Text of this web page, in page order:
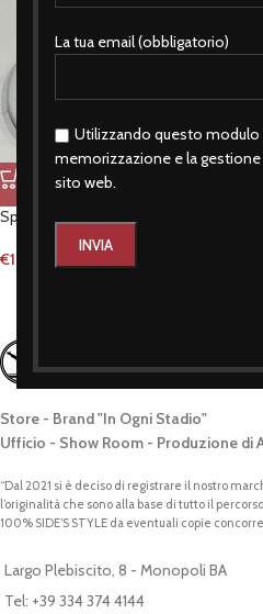
La tua email (obbligatorio)
Utilizzando questo modulo
memorizzazione e la
sito web.
Spilletta lazio 2,5 cm
€1,50
Store - Brand "In Ogni Stadio"
Ufficio - Show Room - Produzione di
“Dal 2021 si è deciso di registrare il nostro
l’originalità che sono alla base di tutto il
100% SIDE’S STYLE da eventuali copie
Largo Plebiscito, 8 - Monopoli BA
Tel: +39 334 374 4144